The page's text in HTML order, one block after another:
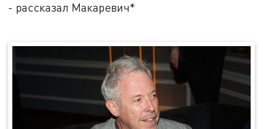
- рассказал Макаревич*